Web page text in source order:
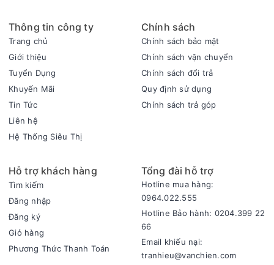
Sang trọng, đẳng cấp với cánh tủ bằng kính cường lực
Tủ đông Sanaky này có cánh tủ làm bằng kính cường lực
giúp tô điểm không gian bếp, có khả năng chịu lực và chịu
nhiệt tốt. Trong quá trình nấu nướng, việc mở cửa tủ thường
xuyên sẽ không tránh khỏi tình trạng dầu mỡ bám vào, tuy
nhiên với kính cường lực có bề mặt nhẵn bóng bạn có thể dễ
dàng lau chùi vệ sinh mà không mất quá nhiều thời gian.
Thông tin công ty
Trang chủ
Giới thiệu
Tuyển Dụng
Khuyến Mãi
Tin Tức
Liên hệ
Hệ Thống Siêu Thị
Chính sách
Chính sách bảo mật
Chính sách vận chuyển
Chính sách đổi trả
Quy định sử dụng
Chính sách trả góp
Hỗ trợ khách hàng
Tìm kiếm
Đăng nhập
Đăng ký
Giỏ hàng
Phương Thức Thanh Toán
Tổng đài hỗ trợ
Hotline mua hàng:
0964.022.555
Hotline Bảo hành: 0204.399 22
66
Email khiếu nại:
tranhieu@vanchien.com